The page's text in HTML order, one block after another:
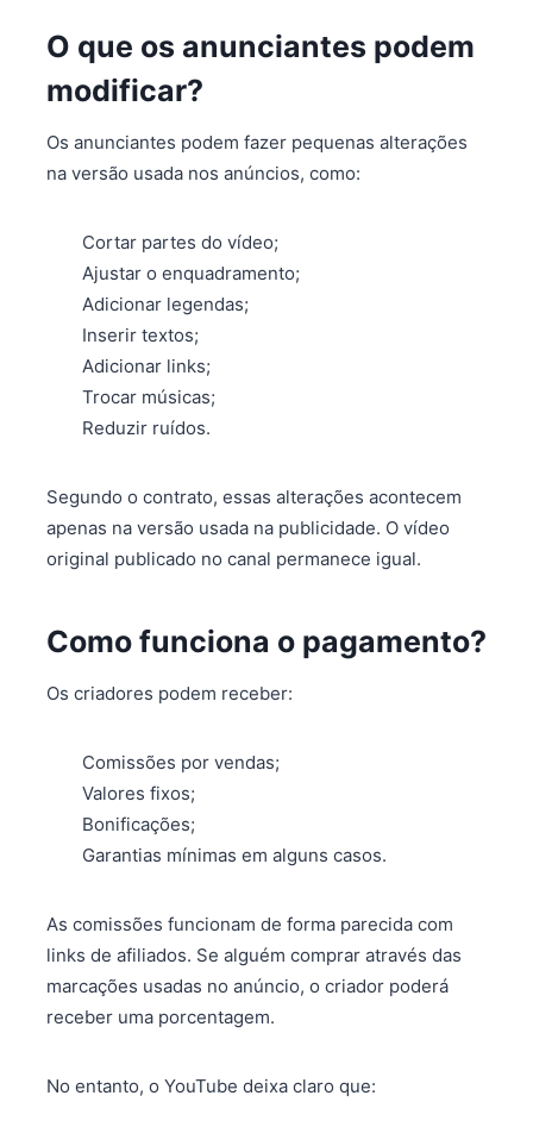
O que os anunciantes podem
modificar?
Os anunciantes podem fazer pequenas alterações
na versão usada nos anúncios, como:
Cortar partes do vídeo;
Ajustar o enquadramento;
Adicionar legendas;
Inserir textos;
Adicionar links;
Trocar músicas;
Reduzir ruídos.
Segundo o contrato, essas alterações acontecem
apenas na versão usada na publicidade. O vídeo
original publicado no canal permanece igual.
Como funciona o pagamento?
Os criadores podem receber:
Comissões por vendas;
Valores fixos;
Bonificações;
Garantias mínimas em alguns casos.
As comissões funcionam de forma parecida com
links de afiliados. Se alguém comprar através das
marcações usadas no anúncio, o criador poderá
receber uma porcentagem.
No entanto, o YouTube deixa claro que: